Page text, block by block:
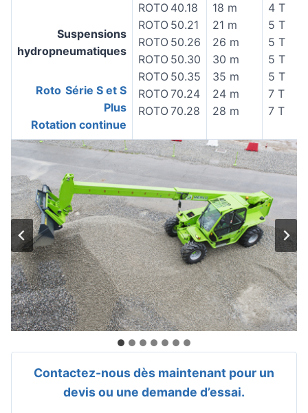
Suspensions
hydropneumatiques
Roto Série S et S
Plus
Rotation continue
ROTO 40.18
ROTO 50.21
ROTO 50.26
ROTO 50.30
ROTO 50.35
ROTO 70.24
ROTO 70.28
18 m
21 m
26 m
30 m
35 m
24 m
28 m
4 T
5 T
5 T
5 T
5 T
7 T
7 T
Contactez-nous dès maintenant pour un
devis ou une demande d’essai.